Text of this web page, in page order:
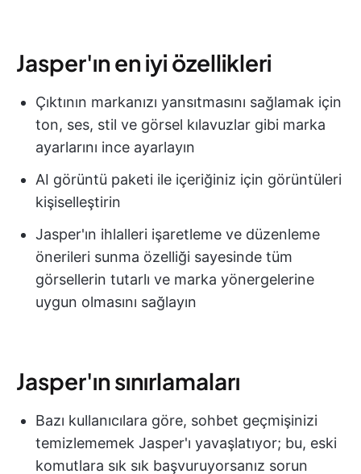
Jasper'ın en iyi özellikleri
Çıktının markanızı yansıtmasını sağlamak için
ton, ses, stil ve görsel kılavuzlar gibi marka
ayarlarını ince ayarlayın
AI görüntü paketi ile içeriğiniz için görüntüleri
kişiselleştirin
Jasper'ın ihlalleri işaretleme ve düzenleme
önerileri sunma özelliği sayesinde tüm
görsellerin tutarlı ve marka yönergelerine
uygun olmasını sağlayın
Jasper'ın sınırlamaları
Bazı kullanıcılara göre, sohbet geçmişinizi
temizlememek Jasper'ı yavaşlatıyor; bu, eski
komutlara sık sık başvuruyorsanız sorun